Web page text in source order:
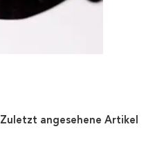
Zuletzt angesehene Artikel